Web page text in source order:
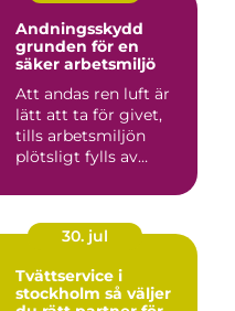
Andningsskydd
grunden för en
säker arbetsmiljö
Att andas ren luft är
lätt att ta för givet,
tills arbetsmiljön
plötsligt fylls av
30. jul
Tvättservice i
stockholm så väljer